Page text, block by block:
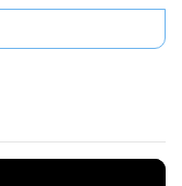
อทำ และพาทุกคน
การเล่นสร้างสรรค์ 5
ด็กและผู้ปกครอง
ธ์ ภาษา คณิตศาสตร์
นที่สนุก เข้าถึงได้